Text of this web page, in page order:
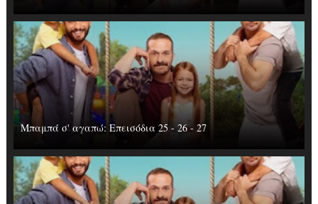
Μπαμπά σ' αγαπώ: Επεισόδια 25 - 26 - 27